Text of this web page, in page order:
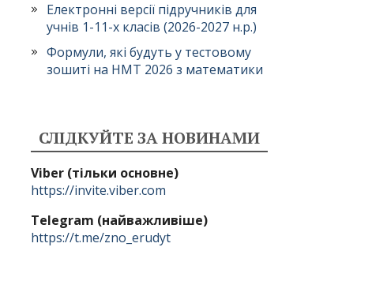
Електронні версії підручників для
учнів 1-11-х класів (2026-2027 н.р.)
Формули, які будуть у тестовому
зошиті на НМТ 2026 з математики
СЛІДКУЙТЕ ЗА НОВИНАМИ
Viber (тільки основне)
https://invite.viber.com
Telegram (найважливіше)
https://t.me/zno_erudyt